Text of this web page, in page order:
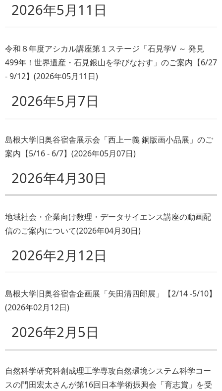
2026年5月11日
令和８年度アシカル講座第１ステージ「石見学V ～ 発見
499年！世界遺産・石見銀山を学びなおす」のご案内【6/27
- 9/12】 (2026年05月11日)
2026年5月7日
島根大学旧奥谷宿舎展示会「西上一義 銅版画小品展」のご
案内【5/16 - 6/7】 (2026年05月07日)
2026年4月30日
地域社会・企業向け数理・データサイエンス講座の動画配
信のご案内について(2026年04月30日)
2026年2月12日
島根大学旧奥谷宿舎企画展「矢田清四郎展」【2/14 -5/10】
(2026年02月12日)
2026年2月5日
自然科学研究科創成理工学専攻自然環境システム科学コー
スの門田宏太さんが第16回日本学術振興会「育志賞」を受